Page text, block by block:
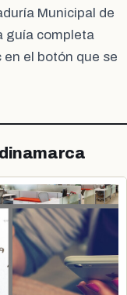
Municipal de
guía completa
el botón que se